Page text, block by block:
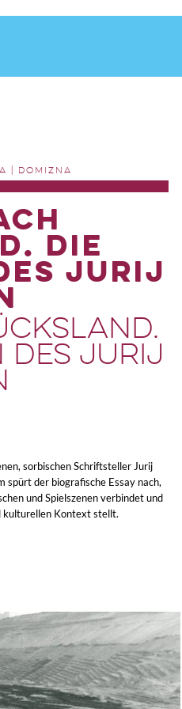
| DOMIZNA
Die
Jurij
des Jurij
sorbischen Schriftsteller Jurij
spürt der biografische Essay nach,
und Spielszenen verbindet und
kulturellen Kontext stellt.